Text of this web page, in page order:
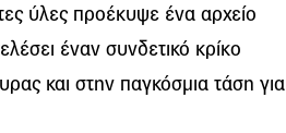
ύλες προέκυψε ένα αρχείο
έναν συνδετικό κρίκο
και στην παγκόσμια τάση για